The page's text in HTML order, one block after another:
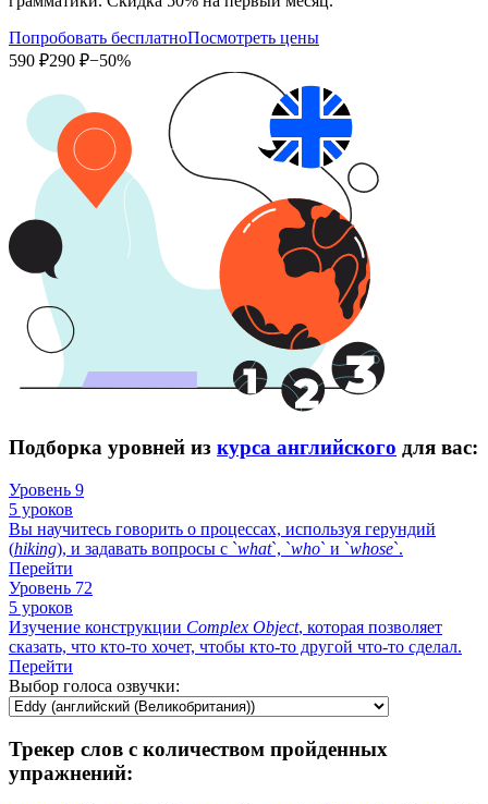
Попробовать бесплатноПосмотреть цены
590 ₽290 ₽−50%
Подборка уровней из курса английского для вас:
Уровень 9
5 уроков
Вы научитесь говорить о процессах, используя герундий
(hiking), и задавать вопросы с `what`, `who` и `whose`.
Перейти
Уровень 72
5 уроков
Изучение конструкции Complex Object, которая позволяет
сказать, что кто-то хочет, чтобы кто-то другой что-то сделал.
Перейти
Выбор голоса озвучки:
Трекер слов с количеством пройденных
упражнений: